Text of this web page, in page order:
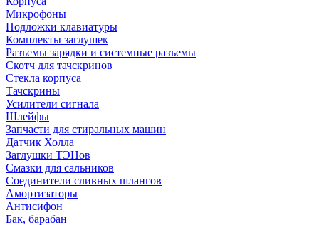
Микрофоны
Подложки клавиатуры
Комплекты заглушек
Разъемы зарядки и системные разъемы
Скотч для тачскринов
Стекла корпуса
Тачскрины
Усилители сигнала
Шлейфы
Запчасти для стиральных машин
Датчик Холла
Заглушки ТЭНов
Смазки для сальников
Соединители сливных шлангов
Амортизаторы
Антисифон
Бак, барабан